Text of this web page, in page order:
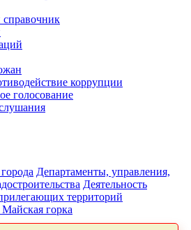
коррупции
голосование
Департаменты, управления,
Деятельность
территорий
горка